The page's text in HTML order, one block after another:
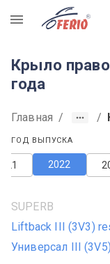
R
Крыло
года
Главная / /
ГОД ВЫПУСКА
2022
SUPERB
Liftback III (3V3)
Универсал III